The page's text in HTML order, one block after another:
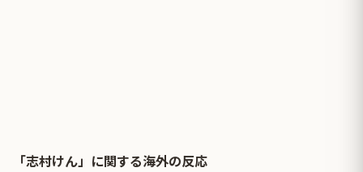
「志村けん」に関する海外の反応